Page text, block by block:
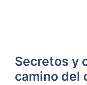
Secretos y
camino del